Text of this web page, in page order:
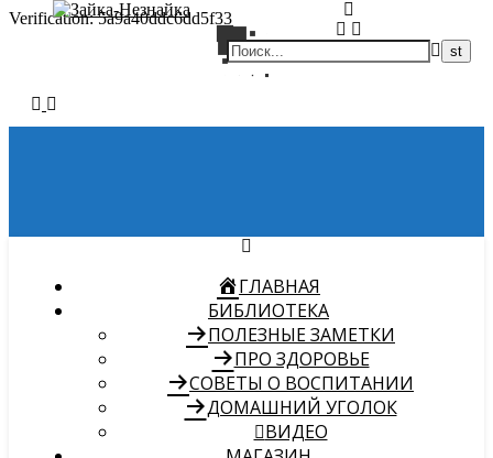
Verification: 5a9a40ddc6dd5f33
ГЛАВНАЯ
БИБЛИОТЕКА
ПОЛЕЗНЫЕ ЗАМЕТКИ
ПРО ЗДОРОВЬЕ
СОВЕТЫ О ВОСПИТАНИИ
ДОМАШНИЙ УГОЛОК
ВИДЕО